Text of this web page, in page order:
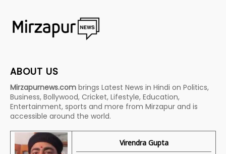
ABOUT US
Mirzapurnews.com brings Latest News in Hindi on Politics,
Business, Bollywood, Cricket, Lifestyle, Education,
Entertainment, sports and more from Mirzapur and is
accessible around the world.
Virendra Gupta